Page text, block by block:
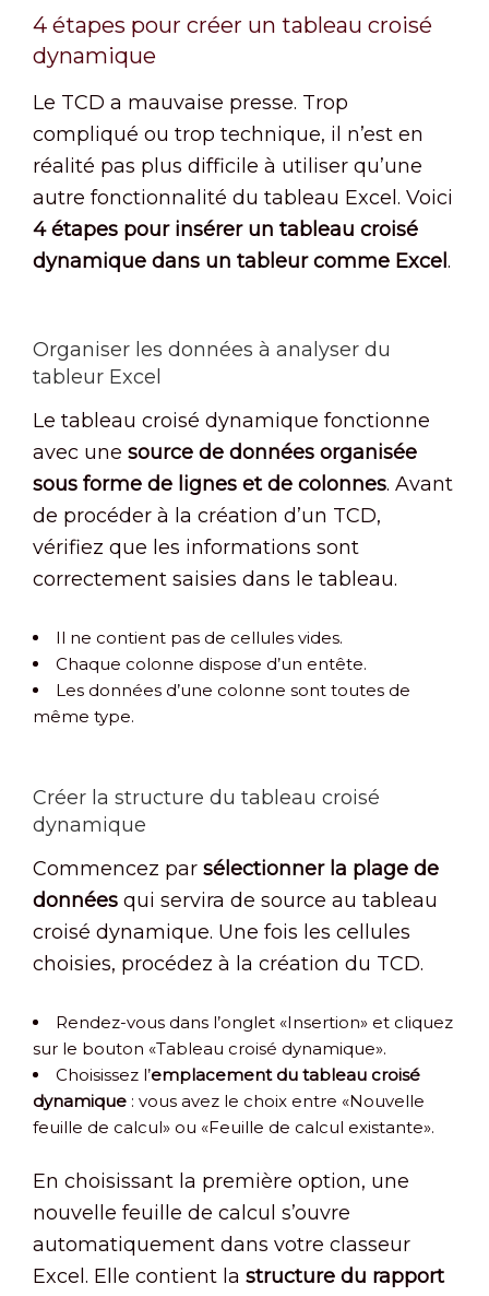
4 étapes pour créer un tableau croisé
dynamique
Le TCD a mauvaise presse. Trop
compliqué ou trop technique, il n’est en
réalité pas plus difficile à utiliser qu’une
autre fonctionnalité du tableau Excel. Voici
4 étapes pour insérer un tableau croisé
dynamique dans un tableur comme Excel.
Organiser les données à analyser du
tableur Excel
Le tableau croisé dynamique fonctionne
avec une source de données organisée
sous forme de lignes et de colonnes. Avant
de procéder à la création d’un TCD,
vérifiez que les informations sont
correctement saisies dans le tableau.
Il ne contient pas de cellules vides.
Chaque colonne dispose d’un entête.
Les données d’une colonne sont toutes de
même type.
Créer la structure du tableau croisé
dynamique
Commencez par sélectionner la plage de
données qui servira de source au tableau
croisé dynamique. Une fois les cellules
choisies, procédez à la création du TCD.
Rendez-vous dans l’onglet «Insertion» et cliquez
sur le bouton «Tableau croisé dynamique».
Choisissez l’emplacement du tableau croisé
dynamique : vous avez le choix entre «Nouvelle
feuille de calcul» ou «Feuille de calcul existante».
En choisissant la première option, une
nouvelle feuille de calcul s’ouvre
automatiquement dans votre classeur
Excel. Elle contient la structure du rapport